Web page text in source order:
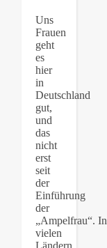
Uns
Frauen
geht
es
hier
in
Deutschland
gut,
und
das
nicht
erst
seit
der
Einführung
der
„Ampelfrau“. In
vielen
Ländern